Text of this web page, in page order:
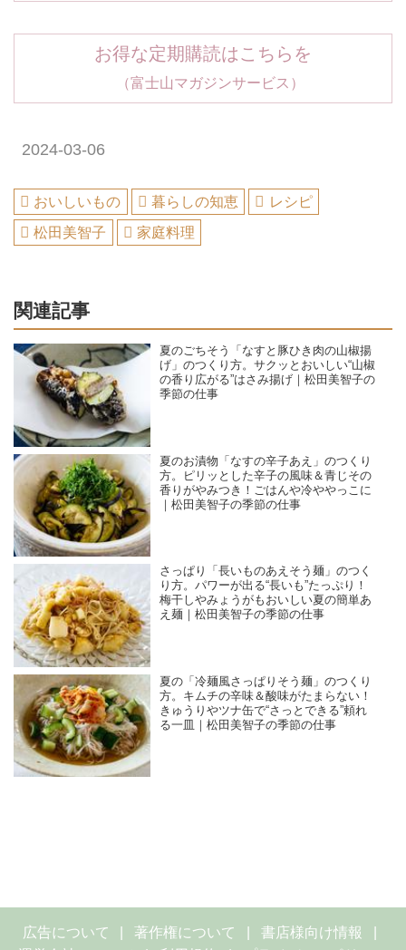
お得な定期購読はこちらを
（富士山マガジンサービス）
2024-03-06
おいしいもの 暮らしの知恵
レシピ
松田美智子
家庭料理
関連記事
夏のごちそう「なすと豚ひき肉の山椒揚
げ」のつくり方。サクッとおいしい“山椒
の香り広がる”はさみ揚げ｜松田美智子の
季節の仕事
夏のお漬物「なすの辛子あえ」のつくり
方。ピリッとした辛子の風味＆青じその
香りがやみつき！ごはんや冷ややっこに
｜松田美智子の季節の仕事
さっぱり「長いものあえそう麺」のつく
り方。パワーが出る“長いも”たっぷり！
梅干しやみょうがもおいしい夏の簡単あ
え麺｜松田美智子の季節の仕事
夏の「冷麺風さっぱりそう麺」のつくり
方。キムチの辛味＆酸味がたまらない！
きゅうりやツナ缶で“さっとできる”頼れ
る一皿｜松田美智子の季節の仕事
広告について 著作権について
書店様向け情報